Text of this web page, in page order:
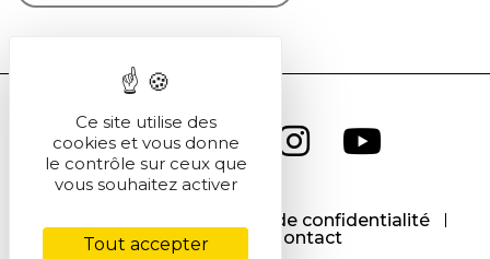
Politique de confidentialité
Cookies
Contact
Ce site utilise des
cookies et vous donne
le contrôle sur ceux que
vous souhaitez activer
Tout accepter